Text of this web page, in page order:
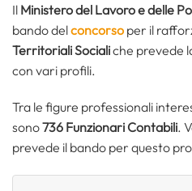
Il Ministero del Lavoro e delle
bando delconcorso per il
Territoriali Socialiche prevede
con vari profili.
Tra le figure professionali
sono736 Funzionari Contabili.
prevede il bando per questo